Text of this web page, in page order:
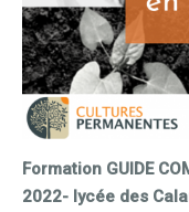
Formation GUIDE
2022- lycée des